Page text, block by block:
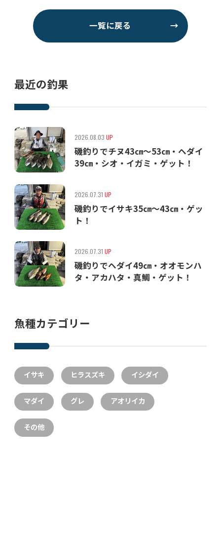
一覧に戻る →
最近の釣果
2026.08.03 UP
磯釣りでチヌ43㎝〜53㎝・ヘダイ
39㎝・シオ・イガミ・ゲット！
2026.07.31 UP
磯釣りでイサキ35㎝〜43㎝・ゲッ
ト！
2026.07.31 UP
磯釣りでヘダイ49㎝・オオモンハ
タ・アカハタ・真鯛・ゲット！
魚種カテゴリー
イサキ ヒラスズキ イシダイ
マダイ グレ アオリイカ
その他